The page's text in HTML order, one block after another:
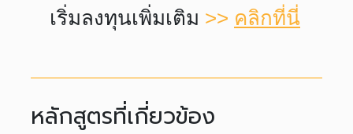
เริ่มลงทุนเพิ่มเติม >> คลิกที่นี่
หลักสูตรที่เกี่ยวข้อง